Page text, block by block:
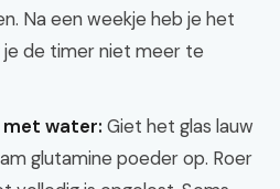
Na een weekje heb je het
de timer niet meer te
met water: Giet het glas lauw
glutamine poeder op. Roer